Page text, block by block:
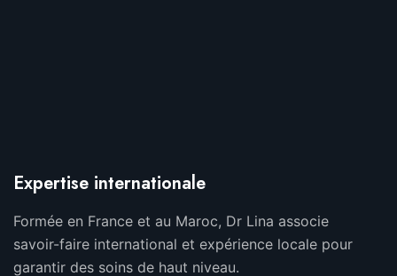
Expertise internationale
Formée en France et au Maroc, Dr Lina associe
savoir-faire international et expérience locale pour
garantir des soins de haut niveau.